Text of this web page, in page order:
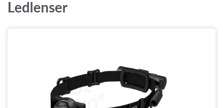
Ledlenser